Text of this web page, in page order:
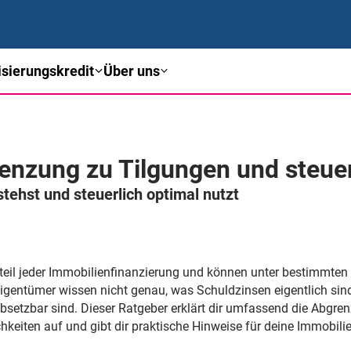
Über uns
zu Tilgungen und
und steuerlich optimal nutzt
jeder Immobilienfinanzierung und können unter
wissen nicht genau, was Schuldzinsen eigentlich
sind. Dieser Ratgeber erklärt dir umfassend die
auf und gibt dir praktische Hinweise für deine